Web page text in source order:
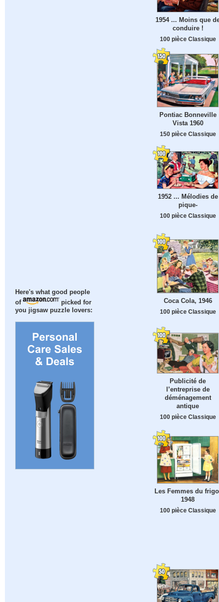
Here's what good people
of
picked for
you jigsaw puzzle lovers:
1954 ... Moins que
conduire !
100 pièce Classique
Pontiac Bonneville
Vista 1960
150 pièce Classique
1952 ... Mélodies de
pique-
100 pièce Classique
Coca Cola, 1946
100 pièce Classique
Publicité de
l’entreprise de
déménagement
antique
100 pièce Classique
Les Femmes du
1948
100 pièce Classique